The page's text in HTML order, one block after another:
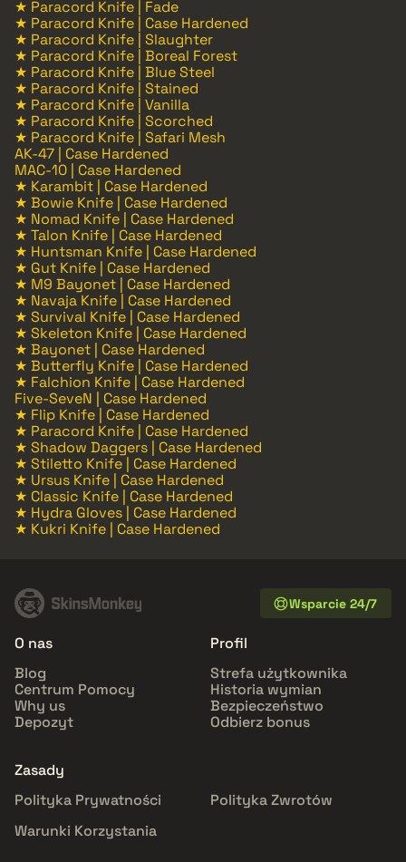
★ Paracord Knife | Fade
★ Paracord Knife | Case Hardened
★ Paracord Knife | Slaughter
★ Paracord Knife | Boreal Forest
★ Paracord Knife | Blue Steel
★ Paracord Knife | Stained
★ Paracord Knife | Vanilla
★ Paracord Knife | Scorched
★ Paracord Knife | Safari Mesh
AK-47 | Case Hardened
MAC-10 | Case Hardened
★ Karambit | Case Hardened
★ Bowie Knife | Case Hardened
★ Nomad Knife | Case Hardened
★ Talon Knife | Case Hardened
★ Huntsman Knife | Case Hardened
★ Gut Knife | Case Hardened
★ M9 Bayonet | Case Hardened
★ Navaja Knife | Case Hardened
★ Survival Knife | Case Hardened
★ Skeleton Knife | Case Hardened
★ Bayonet | Case Hardened
★ Butterfly Knife | Case Hardened
★ Falchion Knife | Case Hardened
Five-SeveN | Case Hardened
★ Flip Knife | Case Hardened
★ Paracord Knife | Case Hardened
★ Shadow Daggers | Case Hardened
★ Stiletto Knife | Case Hardened
★ Ursus Knife | Case Hardened
★ Classic Knife | Case Hardened
★ Hydra Gloves | Case Hardened
★ Kukri Knife | Case Hardened
Wsparcie 24/7
O nas
Blog
Centrum Pomocy
Why us
Depozyt
Profil
Strefa użytkownika
Historia wymian
Bezpieczeństwo
Odbierz bonus
Zasady
Polityka Prywatności
Polityka Zwrotów
Warunki Korzystania